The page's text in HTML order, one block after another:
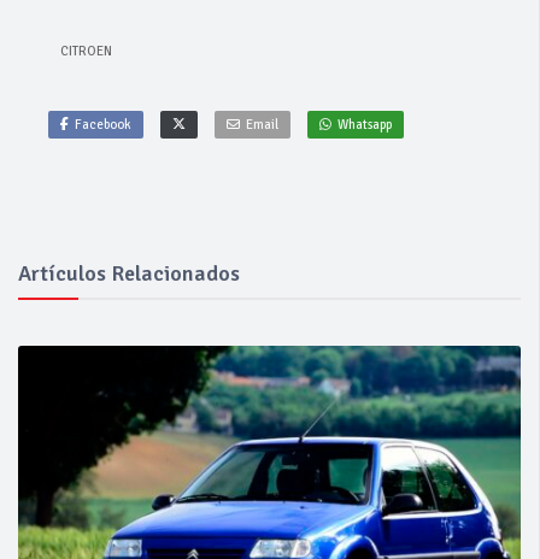
CITROEN
Facebook Email Whatsapp
Artículos Relacionados